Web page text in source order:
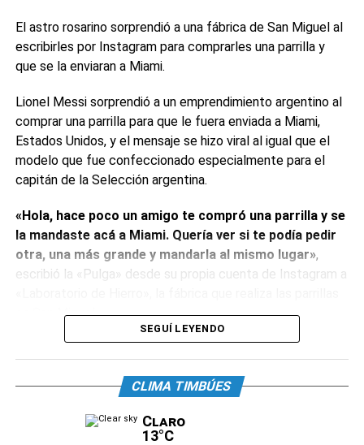
Downdetector empezó a recibir reportes masivos de
fallas en los servicios de las redes sociales de Meta,
propiedad del empresario
Meta no se ha pronunciado sobre la caída
de Facebook e Instagram
La empresa Meta, propiedad del mega empresario Mark
Zuckerberg, no se ha pronunciado hasta el momento por
En la página web en la que la compañía muestra el estado
de sus servicios continúan funcionando perfectamente, a
excepción de una herramienta para desarrolladores
Business.
trabajando en una solución al respecto. Aún no se sabe
El astro rosarino sorprendió a una fábrica de San Miguel al
escribirles por Instagram para comprarles una parrilla y
que se la enviaran a Miami.
Lionel Messi sorprendió a un emprendimiento argentino al
comprar una parrilla para que le fuera enviada a Miami,
Estados Unidos, y el mensaje se hizo viral al igual que el
modelo que fue confeccionado especialmente para el
capitán de la Selección argentina.
«Hola, hace poco un amigo te compró una parrilla y se
la mandaste acá a Miami. Quería ver si te podía pedir
otra, una más grande y mandarla al mismo lugar»,
escribió la «Pulga» desde su propia cuenta de Instagram a
en San Miguel.
emprendimiento, en su cuenta de Instagram, donde ya
modelo y el equipo de trabajo.
SEGUÍ LEYENDO
CLIMA TIMBÚES
Claro
13°C